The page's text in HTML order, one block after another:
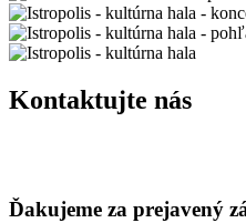
Kontaktujte nás
Ďakujeme za prejavený